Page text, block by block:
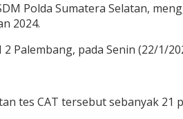
Polda Sumatera Selatan,
2024.
Palembang, pada Senin (22/1/
tes CAT tersebut sebanyak 21